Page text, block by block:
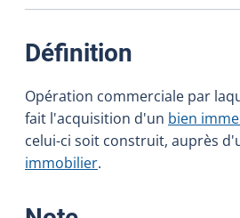
Définition
Opération commerciale par
fait l'acquisition d'un bien
celui-ci soit construit, auprès
immobilier.